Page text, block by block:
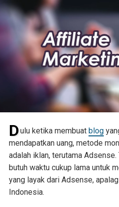
Dulu ketika membuat blog
mendapatkan uang, metode
adalah iklan, terutama
butuh waktu cukup lama untuk
yang layak dari Adsense,
Indonesia.